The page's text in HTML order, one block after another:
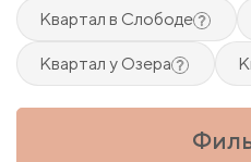
Квартал в Слободе
Квартал у Озера